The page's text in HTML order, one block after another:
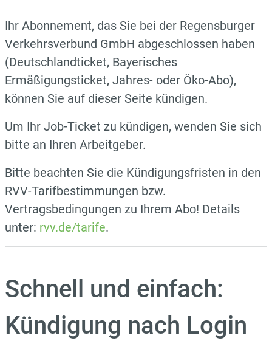
Ihr Abonnement, das Sie bei der Regensburger
Verkehrsverbund GmbH abgeschlossen haben
(Deutschlandticket, Bayerisches
Ermäßigungsticket, Jahres- oder Öko-Abo),
können Sie auf dieser Seite kündigen.
Um Ihr Job-Ticket zu kündigen, wenden Sie sich
bitte an Ihren Arbeitgeber.
Bitte beachten Sie die Kündigungsfristen in den
RVV-Tarifbestimmungen bzw.
Vertragsbedingungen zu Ihrem Abo! Details
unter: rvv.de/tarife.
Schnell und einfach:
Kündigung nach Login